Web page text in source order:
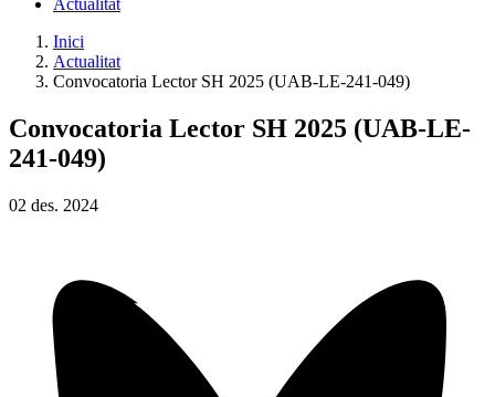
Actualitat
Inici
Actualitat
Convocatoria Lector SH 2025 (UAB-LE-241-049)
Convocatoria Lector SH 2025 (UAB-LE-
241-049)
02 des. 2024